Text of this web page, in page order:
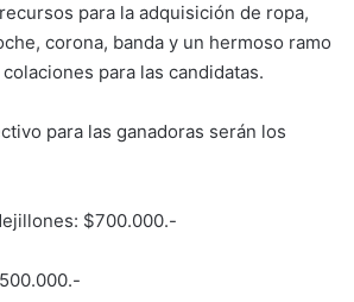
para la adquisición de ropa,
corona, banda y un hermoso ramo
para las candidatas.
para las ganadoras serán los
$700.000.-